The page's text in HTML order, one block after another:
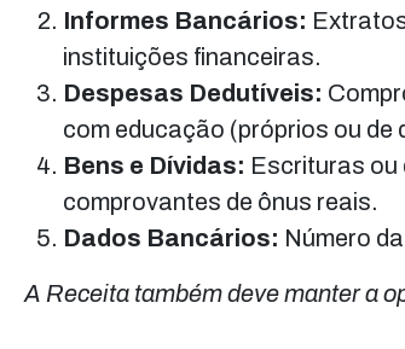
Informes Bancários:
instituições financeiras.
Despesas Dedutíveis:
com educação (próprios ou de
Bens e Dívidas: Escrituras ou
comprovantes de ônus reais.
Dados Bancários: Número
A Receita também deve manter a